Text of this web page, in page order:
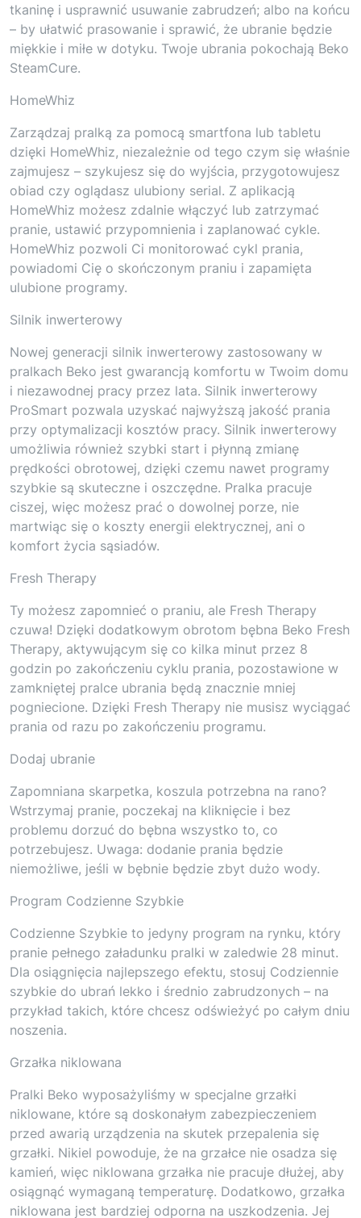
tkaninę i usprawnić usuwanie zabrudzeń; albo na końcu
– by ułatwić prasowanie i sprawić, że ubranie będzie
miękkie i miłe w dotyku. Twoje ubrania pokochają Beko
SteamCure.
HomeWhiz
Zarządzaj pralką za pomocą smartfona lub tabletu
dzięki HomeWhiz, niezależnie od tego czym się właśnie
zajmujesz – szykujesz się do wyjścia, przygotowujesz
obiad czy oglądasz ulubiony serial. Z aplikacją
HomeWhiz możesz zdalnie włączyć lub zatrzymać
pranie, ustawić przypomnienia i zaplanować cykle.
HomeWhiz pozwoli Ci monitorować cykl prania,
powiadomi Cię o skończonym praniu i zapamięta
ulubione programy.
Silnik inwerterowy
Nowej generacji silnik inwerterowy zastosowany w
pralkach Beko jest gwarancją komfortu w Twoim domu
i niezawodnej pracy przez lata. Silnik inwerterowy
ProSmart pozwala uzyskać najwyższą jakość prania
przy optymalizacji kosztów pracy. Silnik inwerterowy
umożliwia również szybki start i płynną zmianę
prędkości obrotowej, dzięki czemu nawet programy
szybkie są skuteczne i oszczędne. Pralka pracuje
ciszej, więc możesz prać o dowolnej porze, nie
martwiąc się o koszty energii elektrycznej, ani o
komfort życia sąsiadów.
Fresh Therapy
Ty możesz zapomnieć o praniu, ale Fresh Therapy
czuwa! Dzięki dodatkowym obrotom bębna Beko Fresh
Therapy, aktywującym się co kilka minut przez 8
godzin po zakończeniu cyklu prania, pozostawione w
zamkniętej pralce ubrania będą znacznie mniej
pogniecione. Dzięki Fresh Therapy nie musisz wyciągać
prania od razu po zakończeniu programu.
Dodaj ubranie
Zapomniana skarpetka, koszula potrzebna na rano?
Wstrzymaj pranie, poczekaj na kliknięcie i bez
problemu dorzuć do bębna wszystko to, co
potrzebujesz. Uwaga: dodanie prania będzie
niemożliwe, jeśli w bębnie będzie zbyt dużo wody.
Program Codzienne Szybkie
Codzienne Szybkie to jedyny program na rynku, który
pranie pełnego załadunku pralki w zaledwie 28 minut.
Dla osiągnięcia najlepszego efektu, stosuj Codziennie
szybkie do ubrań lekko i średnio zabrudzonych – na
przykład takich, które chcesz odświeżyć po całym dniu
noszenia.
Grzałka niklowana
Pralki Beko wyposażyliśmy w specjalne grzałki
niklowane, które są doskonałym zabezpieczeniem
przed awarią urządzenia na skutek przepalenia się
grzałki. Nikiel powoduje, że na grzałce nie osadza się
kamień, więc niklowana grzałka nie pracuje dłużej, aby
osiągnąć wymaganą temperaturę. Dodatkowo, grzałka
niklowana jest bardziej odporna na uszkodzenia. Jej